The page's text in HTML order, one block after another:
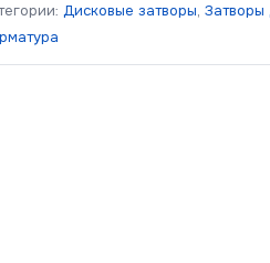
Дисковые затворы,Затворы